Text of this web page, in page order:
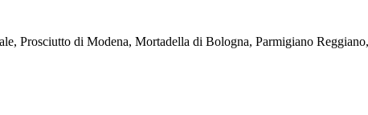
Prosciutto di Modena, Mortadella di Bologna, Parmigiano Reggiano,